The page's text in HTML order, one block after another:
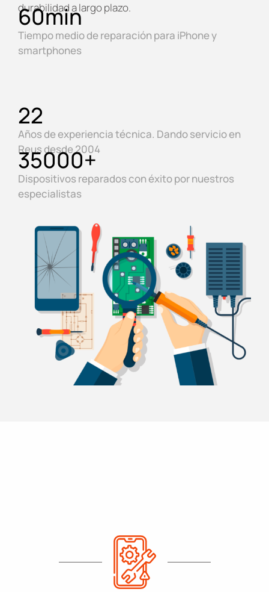
durabilidad a largo plazo.
Tiempo medio de reparación para iPhone y
smartphones
60min
Años de experiencia técnica. Dando servicio en
Reus desde 2004
22
Dispositivos reparados con éxito por nuestros
especialistas
35000+